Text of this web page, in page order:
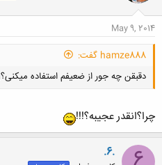
May 9, 2014
hamze888 گفت:
دقبقن چه جور از ضعیفم استفاده میکنی؟
چرا؟انقدر عجیبه؟!!!
.6.